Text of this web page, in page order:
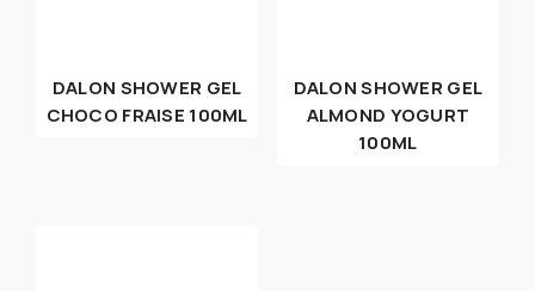
DALON SHOWER GEL
CHOCO FRAISE 100ML
DALON SHOWER GEL
ALMOND YOGURT
100ML